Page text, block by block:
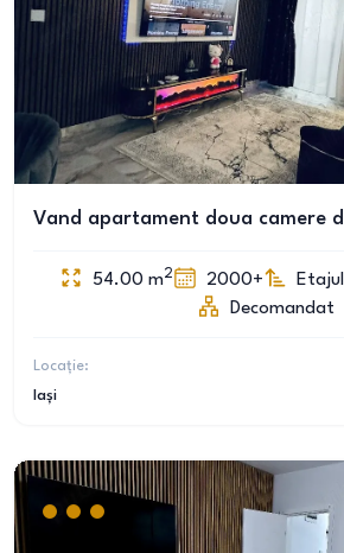
Vand apartament doua camere
54.00 m2 2000+
Decomandat
Locație:
Iași